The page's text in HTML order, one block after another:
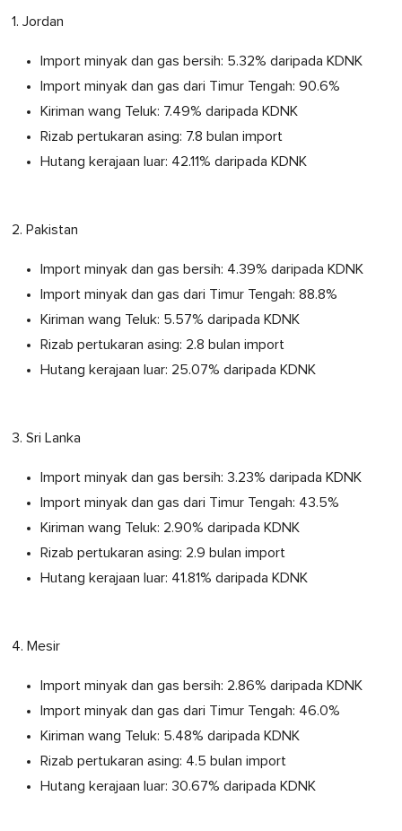
1. Jordan
Import minyak dan gas bersih: 5.32% daripada KDNK
Import minyak dan gas dari Timur Tengah: 90.6%
Kiriman wang Teluk: 7.49% daripada KDNK
Rizab pertukaran asing: 7.8 bulan import
Hutang kerajaan luar: 42.11% daripada KDNK
2. Pakistan
Import minyak dan gas bersih: 4.39% daripada KDNK
Import minyak dan gas dari Timur Tengah: 88.8%
Kiriman wang Teluk: 5.57% daripada KDNK
Rizab pertukaran asing: 2.8 bulan import
Hutang kerajaan luar: 25.07% daripada KDNK
3. Sri Lanka
Import minyak dan gas bersih: 3.23% daripada KDNK
Import minyak dan gas dari Timur Tengah: 43.5%
Kiriman wang Teluk: 2.90% daripada KDNK
Rizab pertukaran asing: 2.9 bulan import
Hutang kerajaan luar: 41.81% daripada KDNK
4. Mesir
Import minyak dan gas bersih: 2.86% daripada KDNK
Import minyak dan gas dari Timur Tengah: 46.0%
Kiriman wang Teluk: 5.48% daripada KDNK
Rizab pertukaran asing: 4.5 bulan import
Hutang kerajaan luar: 30.67% daripada KDNK